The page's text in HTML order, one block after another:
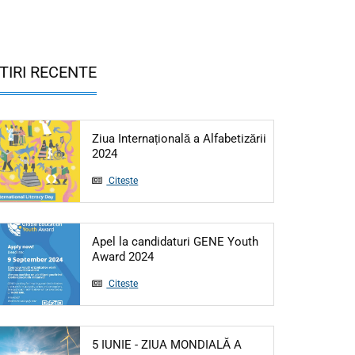
RECENTE
Ziua Internațională a Alfabetizării
2024Articol: Ziua Internațională a Alfabetizării
Citește
Apel la candidaturi GENE Youth
Award 2024Articol: Apel la candidaturi GENE
Citește
5 IUNIE - ZIUA MONDIALĂ A